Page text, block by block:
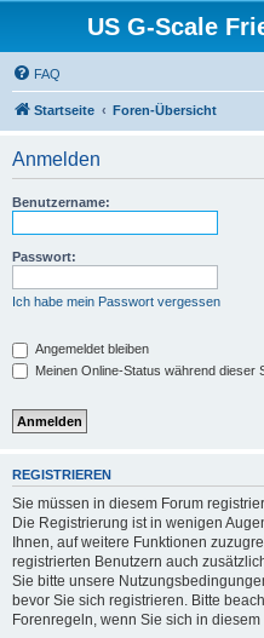
US G-Scale
FAQ
Startseite Foren-Übersicht
Anmelden
Benutzername:
Passwort:
Ich habe mein Passwort vergessen
Angemeldet bleiben
Meinen Online-Status während dieser
REGISTRIEREN
Sie müssen in diesem Forum
Die Registrierung ist in wenigen
Ihnen, auf weitere Funktionen
registrierten Benutzern auch
Sie bitte unsere
bevor Sie sich registrieren. Bitte
Forenregeln, wenn Sie sich in diesem